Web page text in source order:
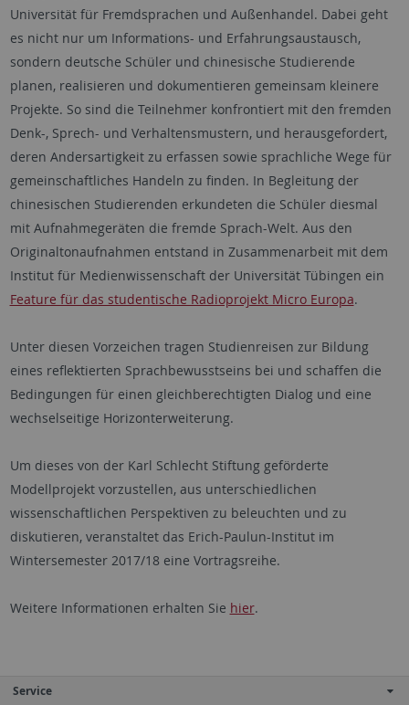
Universität für Fremdsprachen und Außenhandel. Dabei geht
es nicht nur um Informations- und Erfahrungsaustausch,
sondern deutsche Schüler und chinesische Studierende
planen, realisieren und dokumentieren gemeinsam kleinere
Projekte. So sind die Teilnehmer konfrontiert mit den fremden
Denk-, Sprech- und Verhaltensmustern, und herausgefordert,
deren Andersartigkeit zu erfassen sowie sprachliche Wege für
gemeinschaftliches Handeln zu finden. In Begleitung der
chinesischen Studierenden erkundeten die Schüler diesmal
mit Aufnahmegeräten die fremde Sprach-Welt. Aus den
Originaltonaufnahmen entstand in Zusammenarbeit mit dem
Institut für Medienwissenschaft der Universität Tübingen ein
Feature für das studentische Radioprojekt Micro Europa.
Unter diesen Vorzeichen tragen Studienreisen zur Bildung
eines reflektierten Sprachbewusstseins bei und schaffen die
Bedingungen für einen gleichberechtigten Dialog und eine
wechselseitige Horizonterweiterung.
Um dieses von der Karl Schlecht Stiftung geförderte
Modellprojekt vorzustellen, aus unterschiedlichen
wissenschaftlichen Perspektiven zu beleuchten und zu
diskutieren, veranstaltet das Erich-Paulun-Institut im
Wintersemester 2017/18 eine Vortragsreihe.
Weitere Informationen erhalten Sie hier.
Service